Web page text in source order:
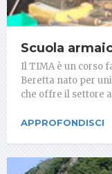
Scuola
Il TIMA è un corso
Beretta nato per
che offre il settore
APPROFONDISCI